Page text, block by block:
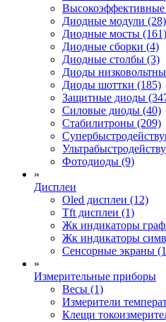
Диодные модули (28)
Диодные мосты (161)
Диодные сборки (4)
Диодные столбы (3)
Диоды
Диоды шоттки (185)
Защитные диоды
Силовые диоды (40)
Стабилитроны (209)
Фотодиоды (9)
»
Дисплеи
Oled дисплеи (12)
Tft дисплеи (1)
Жк индикаторы
Жк индикаторы
Сенсорные экраны
»
Измерительные приборы
Весы (1)
Измерители
Клещи